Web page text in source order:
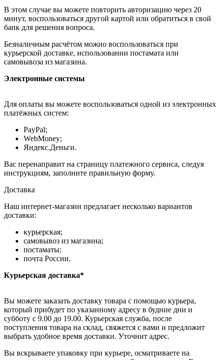
В этом случае вы можете повторить авторизацию через 20
минут, воспользоваться другой картой или обратиться в свой
банк для решения вопроса.
Безналичным расчётом можно воспользоваться при
курьерской доставке, использовании постамата или
самовывоза из магазина.
Электронные системы
Для оплаты вы можете воспользоваться одной из электронных
платёжных систем:
PayPal;
WebMoney;
Яндекс.Деньги.
Вас перенаправит на страницу платежного сервиса, следуя
инструкциям, заполните правильную форму.
Доставка
Наш интернет-магазин предлагает несколько вариантов
доставки:
курьерская;
самовывоз из магазина;
постаматы;
почта России.
Курьерская доставка*
Вы можете заказать доставку товара с помощью курьера,
который прибудет по указанному адресу в будние дни и
субботу с 9.00 до 19.00. Курьерская служба, после
поступления товара на склад, свяжется с вами и предложит
выбрать удобное время доставки. Уточнит адрес.
Вы вскрываете упаковку при курьере, осматриваете на